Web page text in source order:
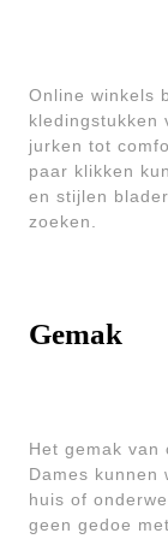
Online winkels
kledingstukken
jurken tot
paar klikken
en stijlen
zoeken.
Gemak
Het gemak van
Dames kunnen
huis of
geen gedoe